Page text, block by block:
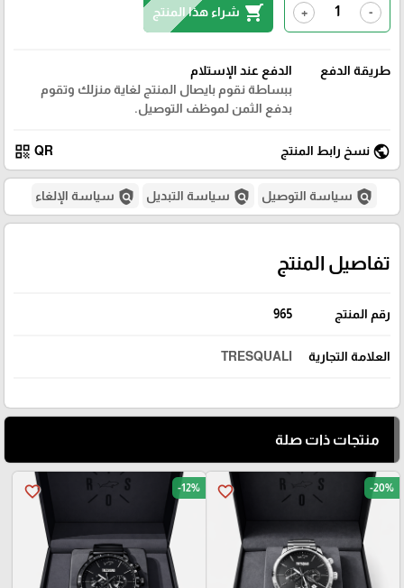
-
+
shopping_cart شراء هذا المنتج
طريقة الدفع
الدفع عند الإستلام
ببساطة نقوم بايصال المنتج لغاية منزلك وتقوم
بدفع الثمن لموظف التوصيل.
public نسخ رابط المنتج QR
qr_code
policy سياسة التوصيل policy سياسة التبديل policy سياسة الإلغاء
تفاصيل المنتج
رقم المنتج 965
العلامة التجارية TRESQUALI
منتجات ذات صلة
favorite_border -20%
favorite_border -12%